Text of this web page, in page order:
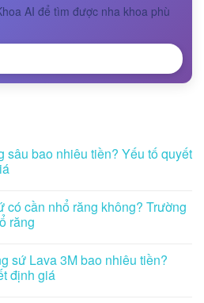
AI để tìm được nha khoa phù
sâu bao nhiêu tiền? Yếu tố quyết
có cần nhổ răng không? Trường
răng
sứ Lava 3M bao nhiêu tiền?
định giá